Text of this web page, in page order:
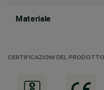
Materiale
CERTIFICAZIONI DEL PRODOTTO